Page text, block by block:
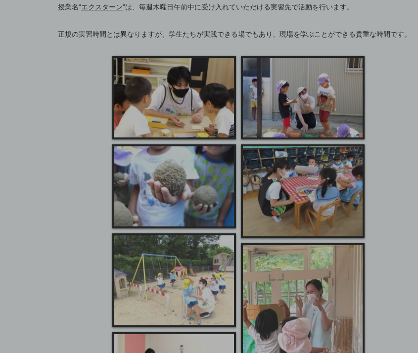
授業名“エクスターン”は、毎週木曜日午前中に受け入れていただける実習先で活動を行います。
正規の実習時間とは異なりますが、学生たちが実践できる場でもあり、現場を学ぶことができる貴重な時間です。